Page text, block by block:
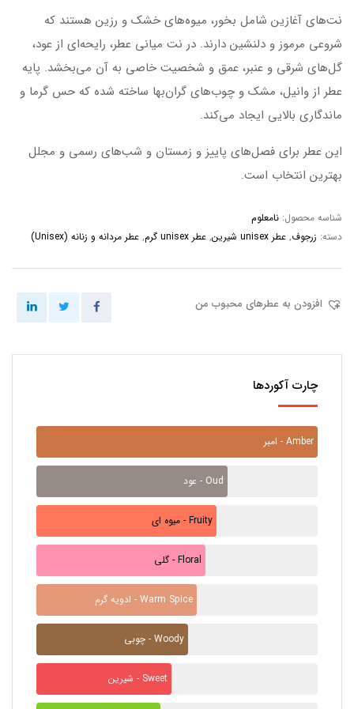
نت‌های آغازین شامل بخور، میوه‌های خشک و رزین هستند که
شروعی مرموز و دلنشین دارند. در نت میانی عطر، رایحه‌ای از عود،
گل‌های شرقی و عنبر، عمق و شخصیت خاصی به آن می‌بخشد. پایه
عطر از وانیل، مشک و چوب‌های گران‌بها ساخته شده که حس گرما و
ماندگاری بالایی ایجاد می‌کند.
این عطر برای فصل‌های پاییز و زمستان و شب‌های رسمی و مجلل
بهترین انتخاب است.
شناسه محصول: نامعلوم
دسته: زرجوف, عطر unisex شیرین , عطر unisex گرم , عطر مردانه و زنانه (Unisex)
افزودن به عطرهای محبوب من
چارت آکوردها
امبر - Amber
عود - Oud
میوه ای - Fruity
گلی - Floral
ادویه گرم - Warm Spice
چوبی - Woody
شیرین - Sweet